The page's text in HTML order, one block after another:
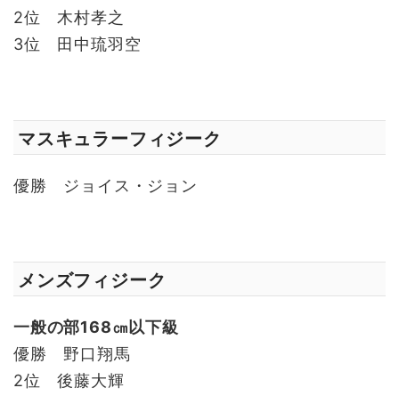
2位 木村孝之
3位 田中琉羽空
マスキュラーフィジーク
優勝 ジョイス・ジョン
メンズフィジーク
一般の部168㎝以下級
優勝 野口翔馬
2位 後藤大輝